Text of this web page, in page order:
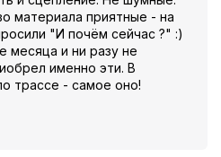
материала приятные - на
"И почём сейчас ?" :)
месяца и ни разу не
именно эти. В
трассе - самое оно!